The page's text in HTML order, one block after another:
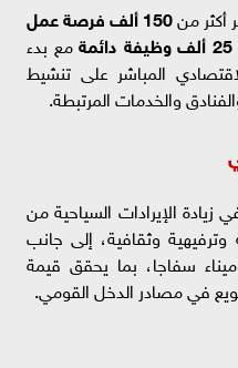
من150 ألف فرصة عمل
25 ألف وظيفة دائمة
مع بدء
المباشر على تنشيط
والخدمات المرتبطة.
الإيرادات السياحية من
وثقافية، إلى جانب
سفاجا، بما يحقق قيمة
في مصادر الدخل القومي.